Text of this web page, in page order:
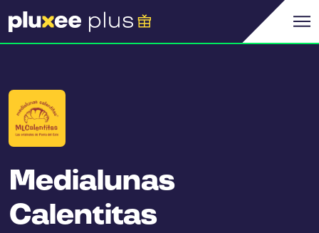
Medialunas
Calentitas